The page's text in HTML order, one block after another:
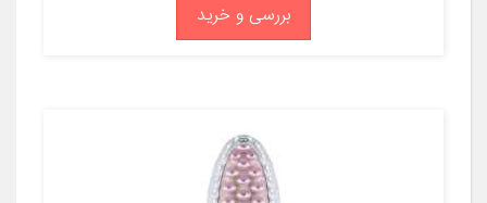
بررسی و خرید